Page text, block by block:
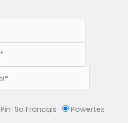
Pin-So Francais Powertex